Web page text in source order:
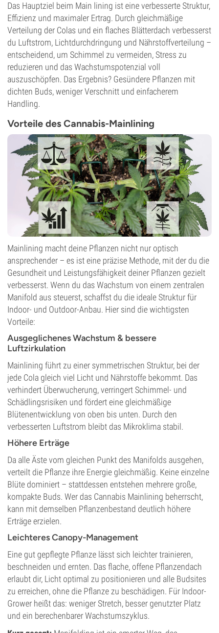
Das Hauptziel beim Main lining ist eine verbesserte Struktur,
Effizienz und maximaler Ertrag. Durch gleichmäßige
Verteilung der Colas und ein flaches Blätterdach verbesserst
du Luftstrom, Lichtdurchdringung und Nährstoffverteilung –
entscheidend, um Schimmel zu vermeiden, Stress zu
reduzieren und das Wachstumspotenzial voll
auszuschöpfen. Das Ergebnis? Gesündere Pflanzen mit
dichten Buds, weniger Verschnitt und einfacherem
Handling.
Vorteile des Cannabis-Mainlining
Mainlining macht deine Pflanzen nicht nur optisch
ansprechender – es ist eine präzise Methode, mit der du die
Gesundheit und Leistungsfähigkeit deiner Pflanzen gezielt
verbesserst. Wenn du das Wachstum von einem zentralen
Manifold aus steuerst, schaffst du die ideale Struktur für
Indoor- und Outdoor-Anbau. Hier sind die wichtigsten
Vorteile:
Ausgeglichenes Wachstum & bessere
Luftzirkulation
Mainlining führt zu einer symmetrischen Struktur, bei der
jede Cola gleich viel Licht und Nährstoffe bekommt. Das
verhindert Überwucherung, verringert Schimmel- und
Schädlingsrisiken und fördert eine gleichmäßige
Blütenentwicklung von oben bis unten. Durch den
verbesserten Luftstrom bleibt das Mikroklima stabil.
Höhere Erträge
Da alle Äste vom gleichen Punkt des Manifolds ausgehen,
verteilt die Pflanze ihre Energie gleichmäßig. Keine einzelne
Blüte dominiert – stattdessen entstehen mehrere große,
kompakte Buds. Wer das Cannabis Mainlining beherrscht,
kann mit demselben Pflanzenbestand deutlich höhere
Erträge erzielen.
Leichteres Canopy-Management
Eine gut gepflegte Pflanze lässt sich leichter trainieren,
beschneiden und ernten. Das flache, offene Pflanzendach
erlaubt dir, Licht optimal zu positionieren und alle Budsites
zu erreichen, ohne die Pflanze zu beschädigen. Für Indoor-
Grower heißt das: weniger Stretch, besser genutzter Platz
und ein berechenbarer Wachstumszyklus.